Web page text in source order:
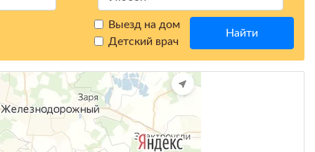
Выезд на дом
Детский врач
Найти